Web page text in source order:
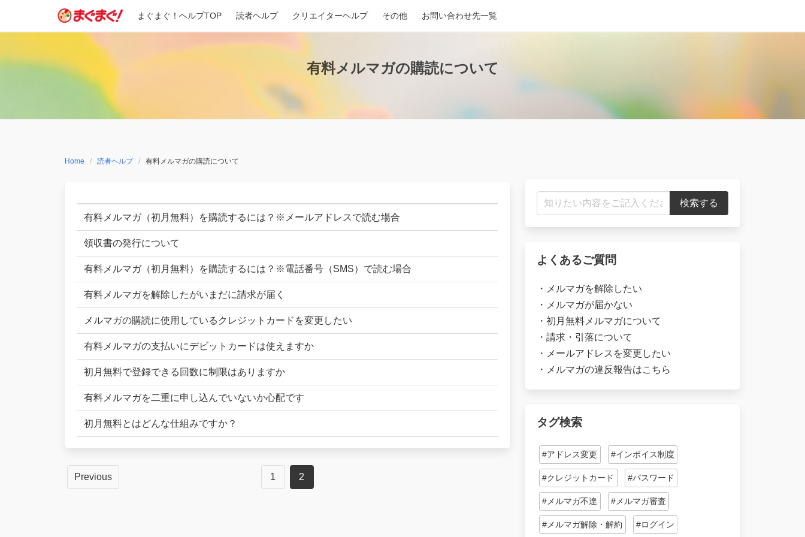
まぐまぐ！ヘルプTOP 読者ヘルプ クリエイターヘルプ その他 お問い合わせ先一覧
有料メルマガの購読について
Home 読者ヘルプ 有料メルマガの購読について
有料メルマガ（初月無料）を購読するには？※メールアドレスで読む場合
領収書の発行について
有料メルマガ（初月無料）を購読するには？※電話番号（SMS）で読む場合
有料メルマガを解除したがいまだに請求が届く
メルマガの購読に使用しているクレジットカードを変更したい
有料メルマガの支払いにデビットカードは使えますか
初月無料で登録できる回数に制限はありますか
有料メルマガを二重に申し込んでいないか心配です
初月無料とはどんな仕組みですか？
navigation
Previous 1 2
よくあるご質問
・ メルマガを解除したい
・ メルマガが届かない
・ 初月無料メルマガについて
・ 請求・引落について
・ メールアドレスを変更したい
・ メルマガの違反報告はこちら
タグ検索
#アドレス変更 #インボイス制度
#クレジットカード #パスワード
#メルマガ不達 #メルマガ審査
#メルマガ解除・解約 #ログイン